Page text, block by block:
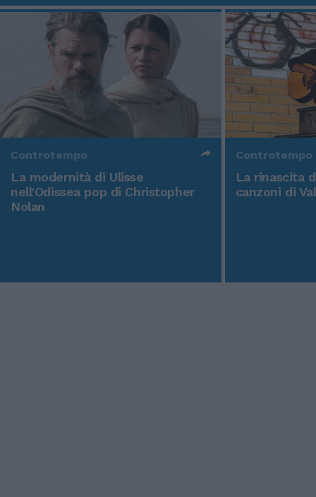
Controtempo
La modernità di Ulisse
nell'Odissea pop di Christopher
Nolan
Controtempo
La rinascita
canzoni di